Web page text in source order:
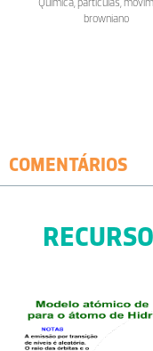
browniano
COMENTÁRIOS